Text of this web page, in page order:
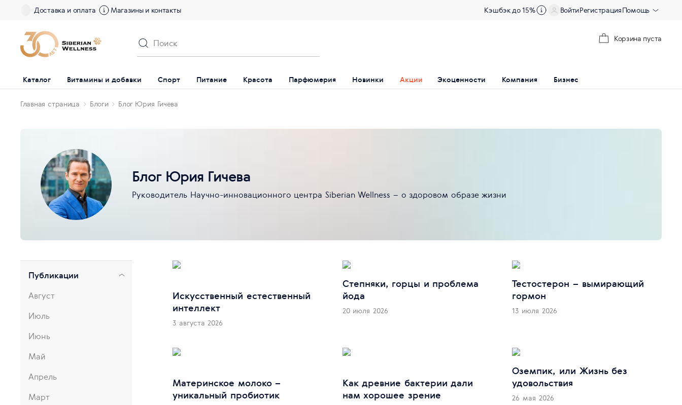
Доставка и оплата Магазины и контакты Кэшбэк до 15% ВойтиРегистрацияПомощь
Корзина пуста
Каталог Витамины и добавки Спорт Питание Красота Парфюмерия Новинки Акции Экоценности Компания Бизнес
Главная страница Блоги Блог Юрия Гичева
Блог Юрия Гичева
Руководитель Научно-инновационного центра Siberian Wellness – о здоровом образе жизни
Искусственный естественный
интеллект
3 августа 2026
Степняки, горцы и проблема
йода
20 июля 2026
Тестостерон – вымирающий
гормон
13 июля 2026
Материнское молоко –
уникальный пробиотик
Как древние бактерии дали
нам хорошее зрение
Оземпик, или Жизнь без
удовольствия
26 мая 2026
Публикации
Август
Июль
Июнь
Май
Апрель
Март